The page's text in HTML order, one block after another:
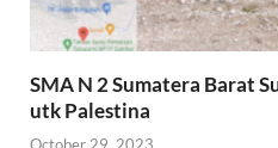
SMA N 2 Sumatera Barat
utk Palestina